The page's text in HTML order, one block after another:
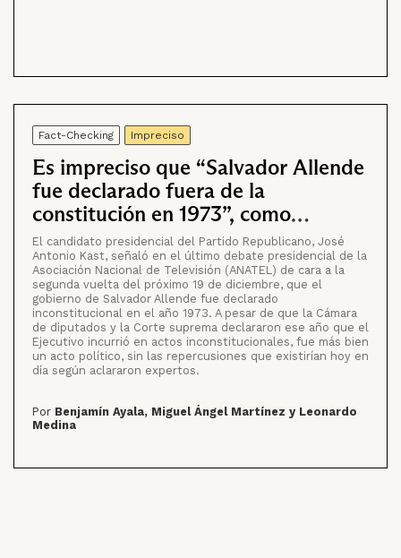
Fact-Checking Impreciso
Es impreciso que “Salvador Allende
fue declarado fuera de la
constitución en 1973”, como
aseguró José Antonio Kast
El candidato presidencial del Partido Republicano, José
Antonio Kast, señaló en el último debate presidencial de la
Asociación Nacional de Televisión (ANATEL) de cara a la
segunda vuelta del próximo 19 de diciembre, que el
gobierno de Salvador Allende fue declarado
inconstitucional en el año 1973. A pesar de que la Cámara
de diputados y la Corte suprema declararon ese año que el
Ejecutivo incurrió en actos inconstitucionales, fue más bien
un acto político, sin las repercusiones que existirían hoy en
día según aclararon expertos.
Por Benjamín Ayala, Miguel Ángel Martínez y Leonardo
Medina